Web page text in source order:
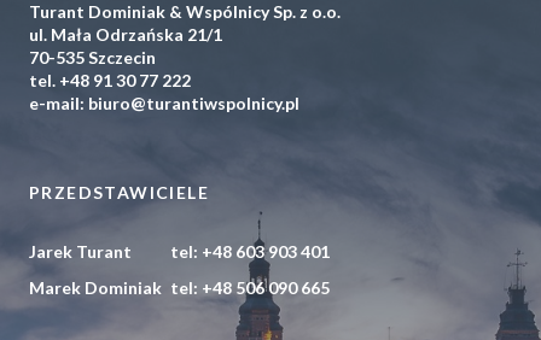
USŁUGI DODATKOWE
O NAS
POLITYKA PRYWATNOŚCI
Turant Dominiak & Wspólnicy Sp. z o.o.
ul. Mała Odrzańska 21/1
70-535 Szczecin
tel. +48 91 30 77 222
e-mail: biuro@turantiwspolnicy.pl
PRZEDSTAWICIELE
Jarek Turant tel: +48 603 903 401
Marek Dominiak tel: +48 506 090 665